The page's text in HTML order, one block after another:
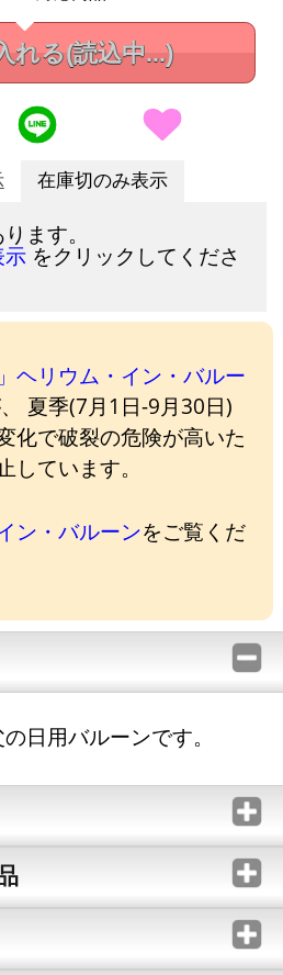
れる(読込中...)
在庫切のみ表示
ます。
示 をクリックしてくださ
ヘリウム・イン・バルー
夏季(7月1日-9月30日)
化で破裂の危険が高いた
しています。
ン・バルーンをご覧くだ
日用バルーンです。